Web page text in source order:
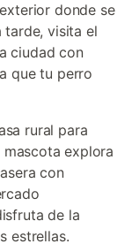
donde se
tarde, visita el
ciudad con
que tu perro
rural para
explora
con
de la
estrellas.